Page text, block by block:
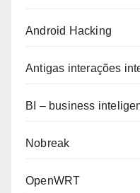
Android Hacking
Antigas interações
BI – business
Nobreak
OpenWRT